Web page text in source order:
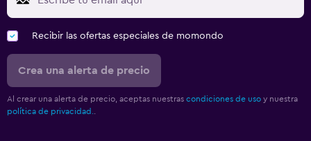
Recibir las ofertas especiales de momondo
Crea una alerta de precio
Al crear una alerta de precio, aceptas nuestras condiciones de uso y nuestra
política de privacidad.